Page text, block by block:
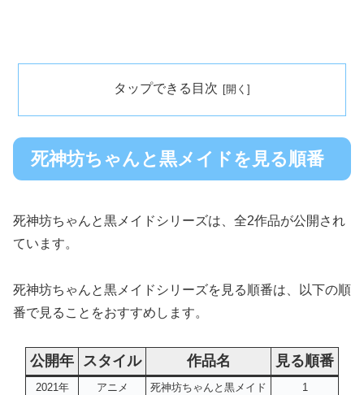
タップできる目次
死神坊ちゃんと黒メイドを見る順番
死神坊ちゃんと黒メイドシリーズは、全2作品が公開され
ています。
死神坊ちゃんと黒メイドシリーズを見る順番は、以下の順
番で見ることをおすすめします。
公開年 スタイル 作品名 見る順番
2021年 アニメ 死神坊ちゃんと黒メイド 1